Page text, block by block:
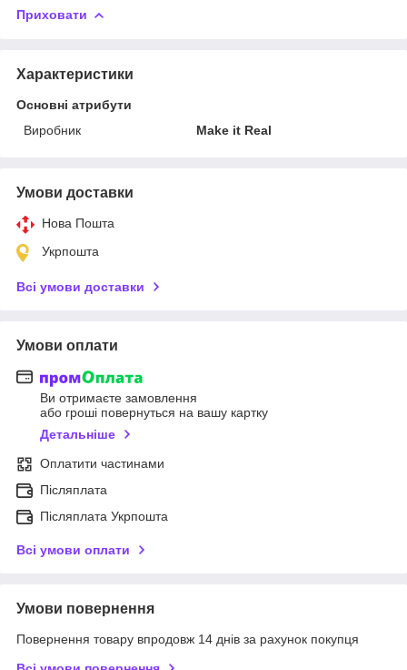
Приховати
Характеристики
Основні атрибути
Виробник
Make it Real
Умови доставки
Нова Пошта
Укрпошта
Всі умови доставки
Умови оплати
Ви отримаєте замовлення
або гроші повернуться на вашу картку
Детальніше
Оплатити частинами
Післяплата
Післяплата Укрпошта
Всі умови оплати
Умови повернення
Повернення товару впродовж 14 днів за рахунок покупця